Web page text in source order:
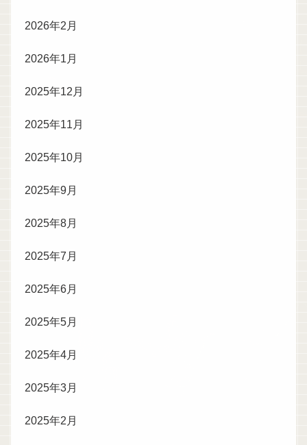
2026年2月
2026年1月
2025年12月
2025年11月
2025年10月
2025年9月
2025年8月
2025年7月
2025年6月
2025年5月
2025年4月
2025年3月
2025年2月